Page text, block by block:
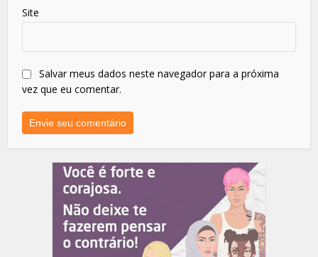
Site
Salvar meus dados neste navegador para a próxima
vez que eu comentar.